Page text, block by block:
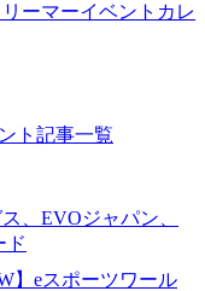
ーマーイベントカレ
ト記事一覧
、EVOジャパン、
ド
】eスポーツワール